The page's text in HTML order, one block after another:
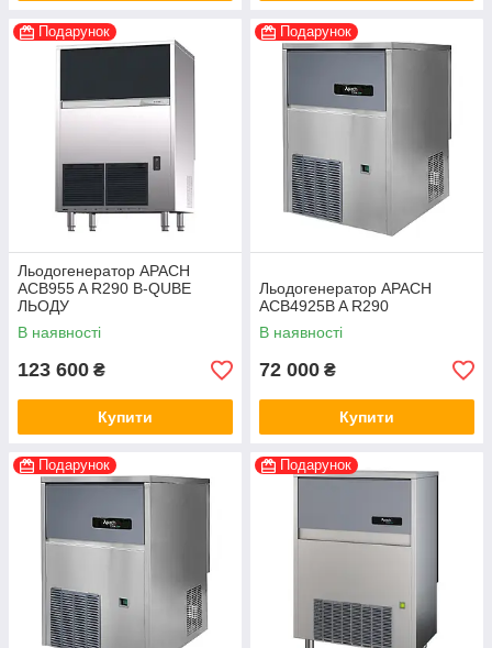
Подарунок
Льодогенератор APACH
ACB955 A R290 B-QUBE
ЛЬОДУ
В наявності
123 600 ₴
Купити
Подарунок
Льодогенератор APACH
ACB4925B A R290
В наявності
72 000 ₴
Купити
Подарунок Подарунок